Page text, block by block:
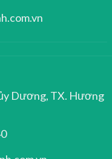
Dương, TX. Hương